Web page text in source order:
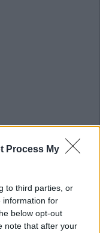
Process My
to third parties, or
information for
below opt-out
note that after your